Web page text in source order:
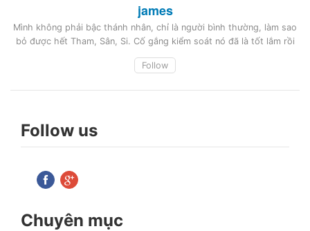
james
Mình không phải bậc thánh nhân, chỉ là người bình thường, làm sao
bỏ được hết Tham, Sân, Si. Cố gắng kiểm soát nó đã là tốt lắm rồi
Follow
Follow us
Chuyên mục